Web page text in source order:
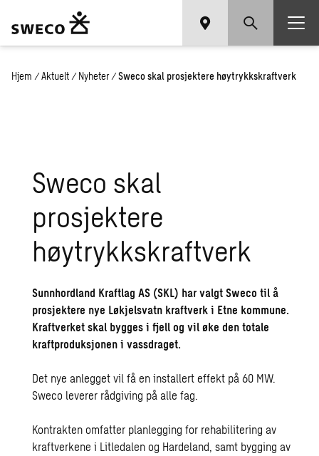
Hjem / Aktuelt / Nyheter / Sweco skal prosjektere høytrykkskraftverk
Sweco skal
prosjektere
høytrykkskraftverk
Sunnhordland Kraftlag AS (SKL) har valgt Sweco til å
prosjektere nye Løkjelsvatn kraftverk i Etne kommune.
Kraftverket skal bygges i fjell og vil øke den totale
kraftproduksjonen i vassdraget.
Det nye anlegget vil få en installert effekt på 60 MW.
Sweco leverer rådgiving på alle fag.
Kontrakten omfatter planlegging for rehabilitering av
kraftverkene i Litledalen og Hardeland, samt bygging av